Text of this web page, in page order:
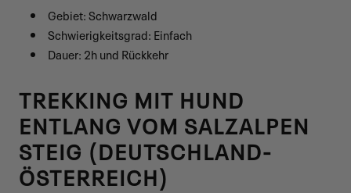
Gebiet: Schwarzwald
Schwierigkeitsgrad: Einfach
Dauer: 2h und Rückkehr
TREKKING MIT HUND
ENTLANG VOM SALZALPEN
STEIG (DEUTSCHLAND-
ÖSTERREICH)